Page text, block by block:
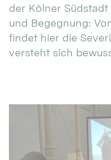
der Kölner
und Begegnung:
findet hier die
versteht sich